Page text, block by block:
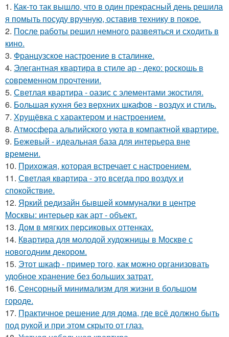
1. Как-то так вышло, что в один прекрасный день решила
я помыть посуду вручную, оставив технику в покое.
2. После работы решил немного развеяться и сходить в
кино.
3. Французское настроение в сталинке.
4. Элегантная квартира в стиле ар - деко: роскошь в
современном прочтении.
5. Светлая квартира - оазис с элементами экостиля.
6. Большая кухня без верхних шкафов - воздух и стиль.
7. Хрущёвка с характером и настроением.
8. Атмосфера альпийского уюта в компактной квартире.
9. Бежевый - идеальная база для интерьера вне
времени.
10. Прихожая, которая встречает с настроением.
11. Светлая квартира - это всегда про воздух и
спокойствие.
12. Яркий редизайн бывшей коммуналки в центре
Москвы: интерьер как арт - объект.
13. Дом в мягких персиковых оттенках.
14. Квартира для молодой художницы в Москве с
новогодним декором.
15. Этот шкаф - пример того, как можно организовать
удобное хранение без больших затрат.
16. Сенсорный минимализм для жизни в большом
городе.
17. Практичное решение для дома, где всё должно быть
под рукой и при этом скрыто от глаз.